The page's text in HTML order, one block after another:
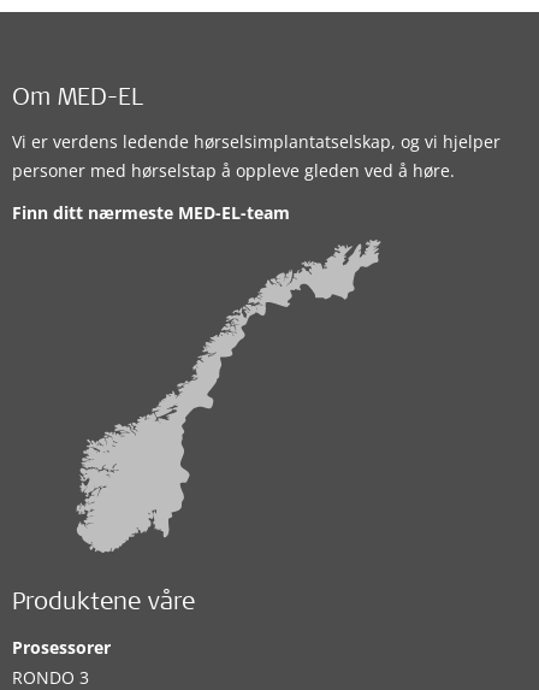
Om MED-EL
Vi er verdens ledende hørselsimplantatselskap, og vi hjelper
personer med hørselstap å oppleve gleden ved å høre.
Finn ditt nærmeste MED-EL-team
Produktene våre
Prosessorer
RONDO 3